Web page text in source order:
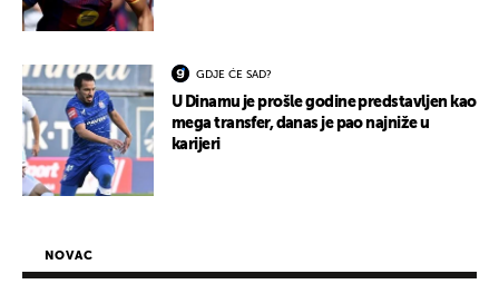
GDJE ĆE SAD?
U Dinamu je prošle godine predstavljen kao
mega transfer, danas je pao najniže u
karijeri
NOVAC